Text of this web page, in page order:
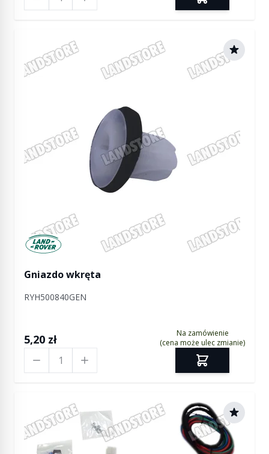
Manufactured by Land rover
Gniazdo wkręta
RYH500840GEN
5,20 zł
Na zamówienie
(cena może ulec zmianie)